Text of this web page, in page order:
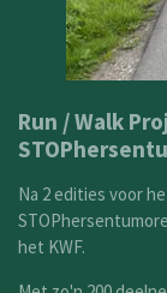
Run / Walk
Na 2 edities voor
het KWF.